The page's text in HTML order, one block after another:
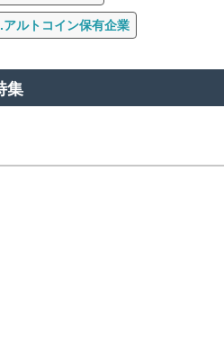
アルトコイン保有企業
集